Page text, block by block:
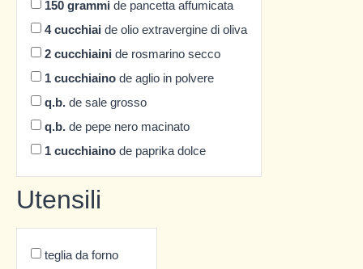
150 grammi de pancetta affumicata
4 cucchiai de olio extravergine di oliva
2 cucchiaini de rosmarino secco
1 cucchiaino de aglio in polvere
q.b. de sale grosso
q.b. de pepe nero macinato
1 cucchiaino de paprika dolce
Utensili
teglia da forno